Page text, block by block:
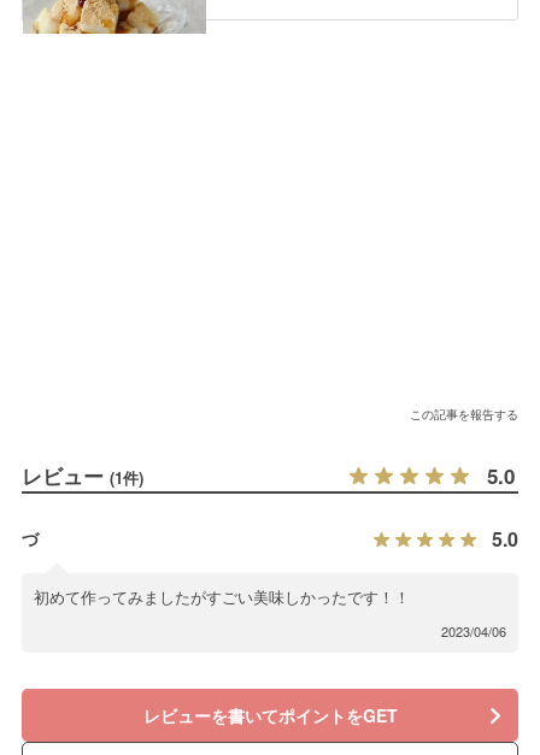
この記事を報告する
レビュー (1件) 5.0
づ 5.0
初めて作ってみましたがすごい美味しかったです！！
2023/04/06
レビューを書いてポイントをGET